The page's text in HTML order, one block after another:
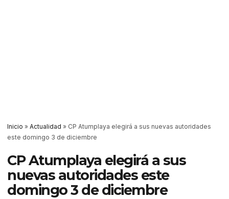
Inicio » Actualidad » CP Atumplaya elegirá a sus nuevas autoridades
este domingo 3 de diciembre
CP Atumplaya elegirá a sus
nuevas autoridades este
domingo 3 de diciembre